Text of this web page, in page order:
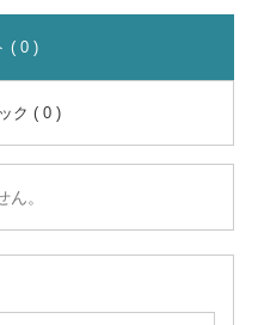
( 0 )
ク ( 0 )
。